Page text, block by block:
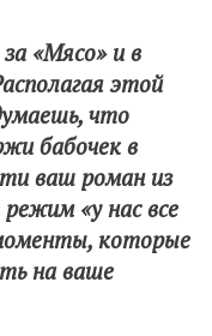
«Мясо» и в
этой
что
бабочек в
ваш роман из
«у нас все
которые
на ваше